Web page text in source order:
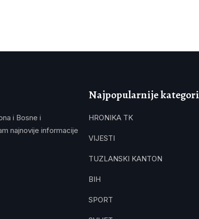
i Bosne i
najnovije informacije
Najpopularnije
HRONIKA TK
VIJESTI
TUZLANSKI KANTON
BIH
SPORT